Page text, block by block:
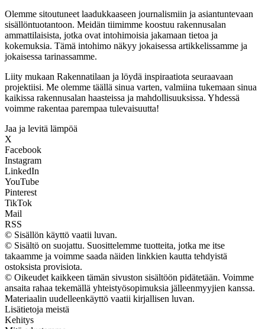
Olemme sitoutuneet laadukkaaseen journalismiin ja asiantuntevaan
sisällöntuotantoon. Meidän tiimimme koostuu rakennusalan
ammattilaisista, jotka ovat intohimoisia jakamaan tietoa ja
kokemuksia. Tämä intohimo näkyy jokaisessa artikkelissamme ja
jokaisessa tarinassamme.
Liity mukaan Rakennatilaan ja löydä inspiraatiota seuraavaan
projektiisi. Me olemme täällä sinua varten, valmiina tukemaan sinua
kaikissa rakennusalan haasteissa ja mahdollisuuksissa. Yhdessä
voimme rakentaa parempaa tulevaisuutta!
Jaa ja levitä lämpöä
X
Facebook
Instagram
LinkedIn
YouTube
Pinterest
TikTok
Mail
RSS
© Sisällön käyttö vaatii luvan.
© Sisältö on suojattu. Suosittelemme tuotteita, jotka me itse
takaamme ja voimme saada näiden linkkien kautta tehdyistä
ostoksista provisiota.
© Oikeudet kaikkeen tämän sivuston sisältöön pidätetään. Voimme
ansaita rahaa tekemällä yhteistyösopimuksia jälleenmyyjien kanssa.
Materiaalin uudelleenkäyttö vaatii kirjallisen luvan.
Lisätietoja meistä
Kehitys